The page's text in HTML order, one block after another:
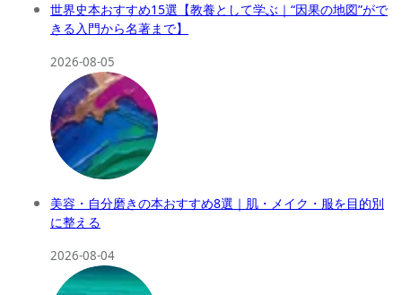
世界史本おすすめ15選【教養として学ぶ｜“因果の地図”がで
きる入門から名著まで】
2026-08-05
美容・自分磨きの本おすすめ8選｜肌・メイク・服を目的別
に整える
2026-08-04